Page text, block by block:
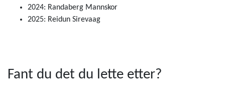
2024: Randaberg Mannskor
2025: Reidun Sirevaag
Fant du det du lette etter?